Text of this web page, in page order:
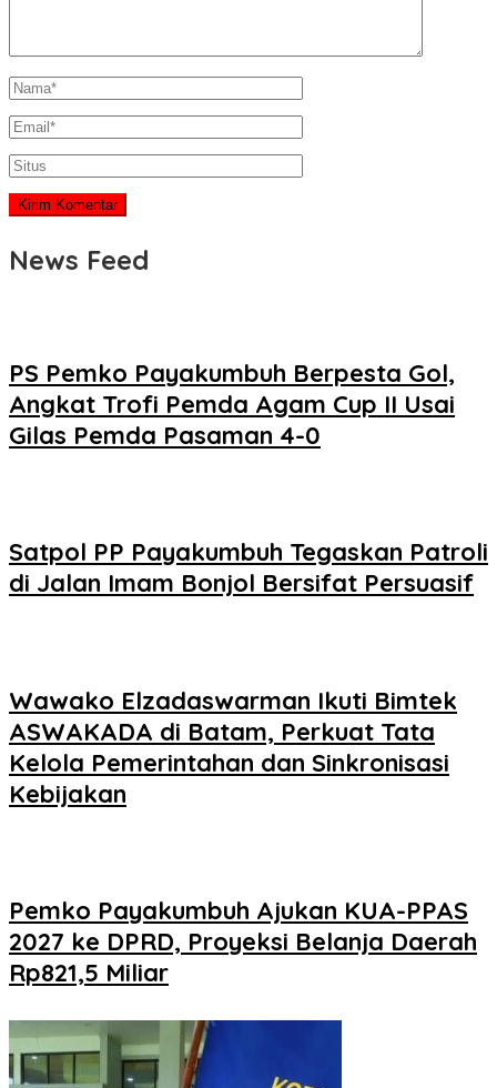
News Feed
PS Pemko Payakumbuh Berpesta Gol,
Angkat Trofi Pemda Agam Cup II Usai
Gilas Pemda Pasaman 4-0
Satpol PP Payakumbuh Tegaskan Patroli
di Jalan Imam Bonjol Bersifat Persuasif
Wawako Elzadaswarman Ikuti Bimtek
ASWAKADA di Batam, Perkuat Tata
Kelola Pemerintahan dan Sinkronisasi
Kebijakan
Pemko Payakumbuh Ajukan KUA-PPAS
2027 ke DPRD, Proyeksi Belanja Daerah
Rp821,5 Miliar